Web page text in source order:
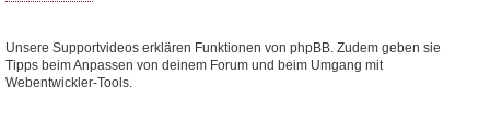
Unsere Supportvideos erklären Funktionen von phpBB. Zudem geben sie
Tipps beim Anpassen von deinem Forum und beim Umgang mit
Webentwickler-Tools.